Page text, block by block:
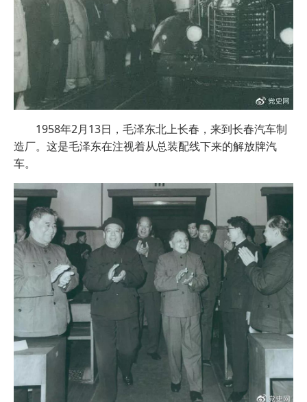
1958年2月13日，毛泽东北上长春，来到长春汽车制
造厂。这是毛泽东在注视着从总装配线下来的解放牌汽
车。